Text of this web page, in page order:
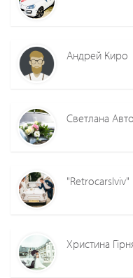
Андрей Киро
Светлана
"Retrocarslviv"
Христина